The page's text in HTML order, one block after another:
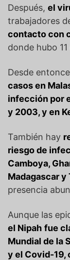
Después, el
trabajadores
contacto con
donde hubo
Desde
casos en
infección por
y 2003, y en
También hay
riesgo de
Camboya,
Madagascar y
presencia
Aunque las
el Nipah fue
Mundial de la
y el Covid-19,